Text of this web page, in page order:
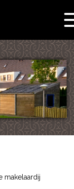
makelaardij